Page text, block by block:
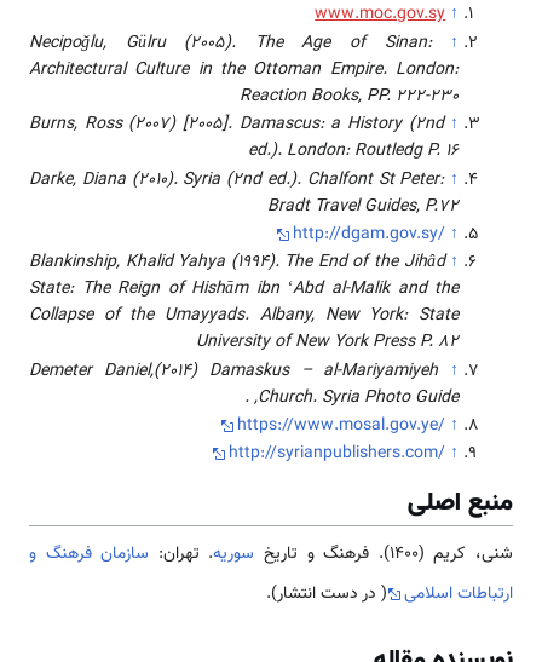
↑
www.moc.gov.sy
↑
Necipoğlu, Gülru (2005). The Age of Sinan:
Architectural Culture in the Ottoman Empire. London:
Reaction Books, PP. 222-230
↑
Burns, Ross (2007) [2005]. Damascus: a History (2nd
ed.). London: Routledg P. 16
↑
Darke, Diana (2010). Syria (2nd ed.). Chalfont St Peter:
Bradt Travel Guides, P.72
↑
http://dgam.gov.sy/
↑
Blankinship, Khalid Yahya (1994). The End of the Jihâd
State: The Reign of Hishām ibn ʻAbd al-Malik and the
Collapse of the Umayyads. Albany, New York: State
University of New York Press P. 82
↑
Demeter Daniel,(2014) Damaskus – al-Mariyamiyeh
Church. Syria Photo Guide, .
↑
https://www.mosal.gov.ye/
↑
http://syrianpublishers.com/
منبع اصلی
شنی، کریم (۱۴۰۰). فرهنگ و تاریخ سوریه. تهران: سازمان فرهنگ و
ارتباطات اسلامی
( در دست انتشار).